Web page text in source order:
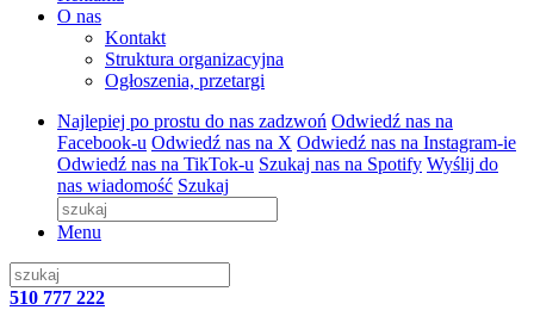
O nas
Kontakt
Struktura organizacyjna
Ogłoszenia, przetargi
Najlepiej po prostu do nas zadzwoń Odwiedź nas na
Facebook-u Odwiedź nas na X Odwiedź nas na Instagram-ie
Odwiedź nas na TikTok-u Szukaj nas na Spotify Wyślij do
nas wiadomość Szukaj
Menu
510 777 222